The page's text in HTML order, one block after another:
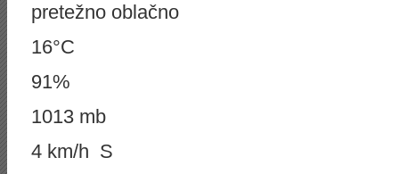
pretežno oblačno
16°C
91%
1013 mb
4 km/h S